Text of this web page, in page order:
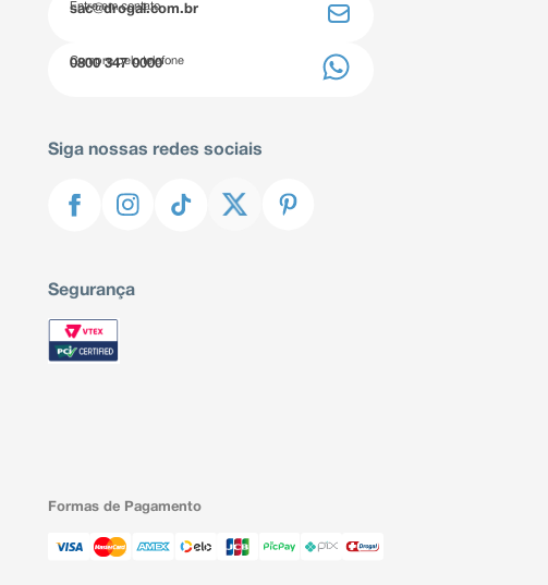
Entre em contato
sac@drogal.com.br
Compre pelo telefone
0800 347 0000
Siga nossas redes sociais
Segurança
Formas de Pagamento